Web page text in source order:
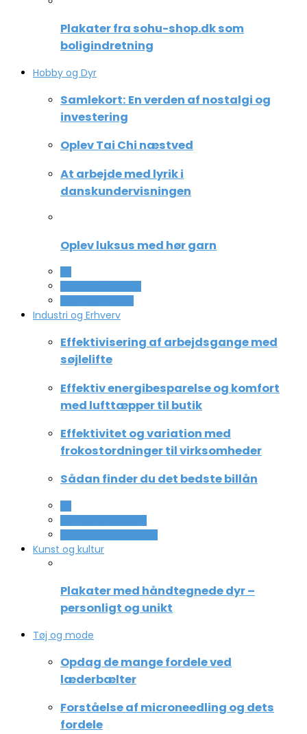
Plakater fra sohu-shop.dk som
boligindretning
Hobby og Dyr
Samlekort: En verden af nostalgi og
investering
Oplev Tai Chi næstved
At arbejde med lyrik i
danskundervisningen
Oplev luksus med hør garn
Industri og Erhverv
Effektivisering af arbejdsgange med
søjlelifte
Effektiv energibesparelse og komfort
med lufttæpper til butik
Effektivitet og variation med
frokostordninger til virksomheder
Sådan finder du det bedste billån
Kunst og kultur
Plakater med håndtegnede dyr –
personligt og unikt
Tøj og mode
Opdag de mange fordele ved
læderbælter
Forståelse af microneedling og dets
fordele